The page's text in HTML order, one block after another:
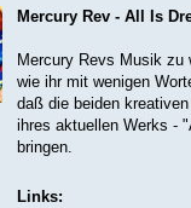
Mercury Rev - All Is
Mercury Revs Musik zu
wie ihr mit wenigen
daß die beiden
ihres aktuellen Werks -
bringen.
Links: